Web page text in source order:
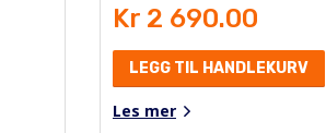
Kr 2 690.00
LEGG TIL HANDLEKURV
Les mer